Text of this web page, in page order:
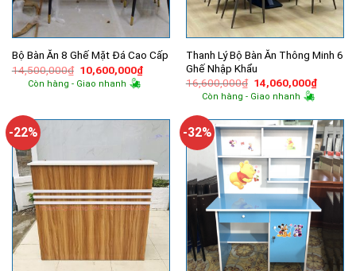
Bộ Bàn Ăn 8 Ghế Mặt Đá Cao Cấp
14,500,000₫ Giá
gốc
là:
10,600,000₫Giá
hiện
Còn hàng - Giao nhanh
Thanh Lý Bộ Bàn Ăn Thông Minh 6
Ghế Nhập Khẩu
16,600,000₫ Giá
gốc
là:
14,060,000₫Giá
hiện
Còn hàng - Giao nhanh
-22% -32%